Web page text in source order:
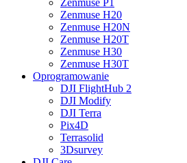
Zenmuse P1
Zenmuse H20
Zenmuse H20N
Zenmuse H20T
Zenmuse H30
Zenmuse H30T
Oprogramowanie
DJI FlightHub 2
DJI Modify
DJI Terra
Pix4D
Terrasolid
3Dsurvey